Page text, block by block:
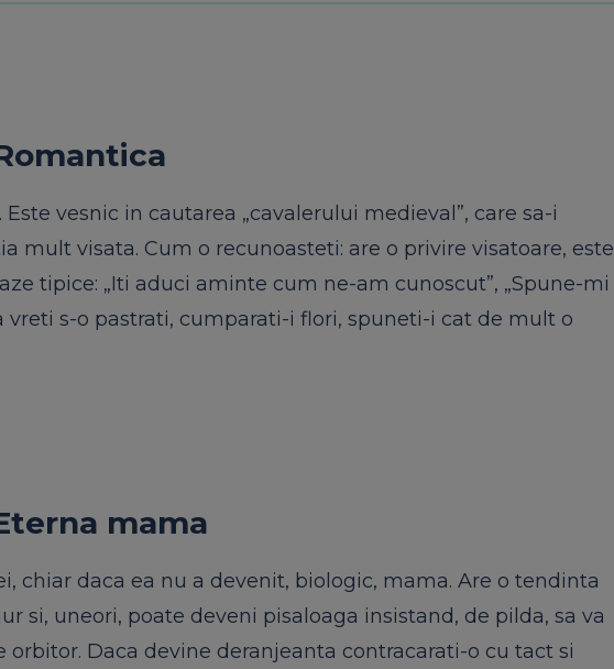
vesnic in cautarea „cavalerului medieval”, care sa-i
mult visata. Cum o recunoasteti: are o privire visatoare, este
tipice: „Iti aduci aminte cum ne-am cunoscut”, „Spune-mi
vreti s-o pastrati, cumparati-i flori, spuneti-i cat de mult o
mama
chiar daca ea nu a devenit, biologic, mama. Are o tendinta
si, uneori, poate deveni pisaloaga insistand, de pilda, sa va
orbitor. Daca devine deranjeanta contracarati-o cu tact si